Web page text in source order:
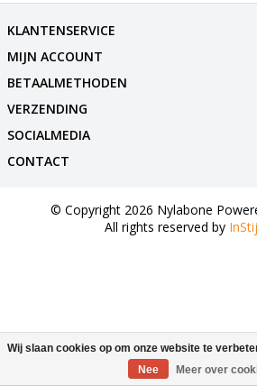
KLANTENSERVICE
MIJN ACCOUNT
BETAALMETHODEN
VERZENDING
SOCIALMEDIA
CONTACT
© Copyright 2026 Nylabone
All rights reserved by
Wij slaan cookies op om onze website te
Nee
Meer over